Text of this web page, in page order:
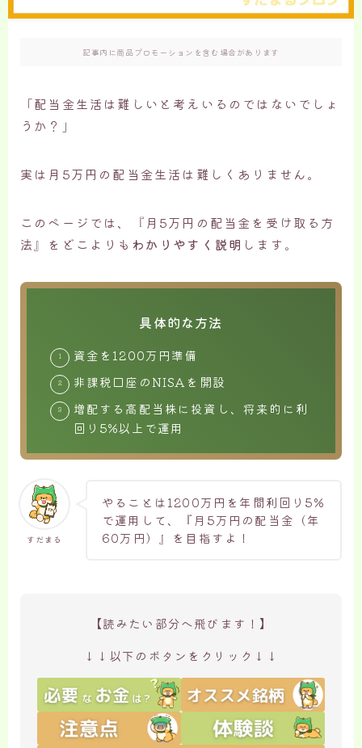
記事内に商品プロモーションを含む場合があります
「配当金生活は難しいと考えいるのではないでしょ
うか？」
実は月5万円の配当金生活は難しくありません。
このページでは、『月5万円の配当金を受け取る方
法』をどこよりも わかりやすく説明 します。
具体的な方法
資金を1200万円準備
非課税口座のNISAを開設
増配する高配当株に投資し、将来的に利
回り5%以上で運用
すだまる
やることは1200万円を年間利回り5%
で運用して、『月5万円の配当金（年
60万円）』を目指すよ！
【読みたい部分へ飛びます！】
↓↓以下のボタンをクリック↓↓